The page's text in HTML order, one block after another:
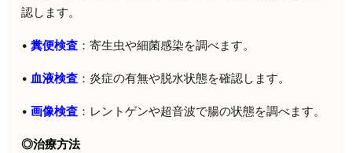
認します。
•糞便検査 ：寄生虫や細菌感染を調べます。
•血液検査 ：炎症の有無や脱水状態を確認します。
•画像検査 ：レントゲンや超音波で腸の状態を調べます。
◎治療方法